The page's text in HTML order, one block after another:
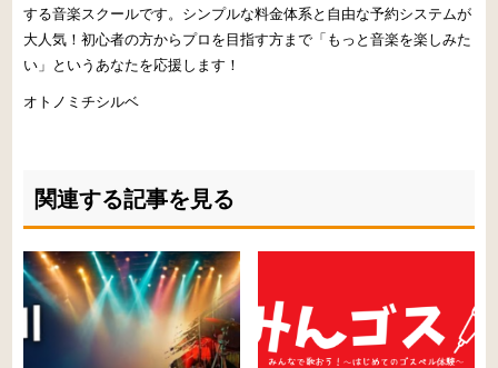
する音楽スクールです。シンプルな料金体系と自由な予約システムが
大人気！初心者の方からプロを目指す方まで「もっと音楽を楽しみた
い」というあなたを応援します！
オトノミチシルベ
関連する記事を見る